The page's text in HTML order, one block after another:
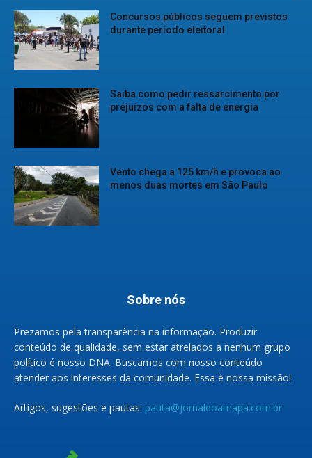
Concursos públicos seguem previstos
durante período eleitoral
Saiba como pedir ressarcimento por
prejuízos com a falta de energia
Vento chega a 125 km/h e provoca ao
menos duas mortes em São Paulo
Sobre nós
Prezamos pela transparência na informação. Produzir
conteúdo de qualidade, sem estar atrelados a nenhum grupo
político é nosso DNA. Buscamos com nosso conteúdo
atender aos interesses da comunidade. Essa é nossa missão!
Artigos, sugestões e pautas: pauta@jornaldoamapa.com.br